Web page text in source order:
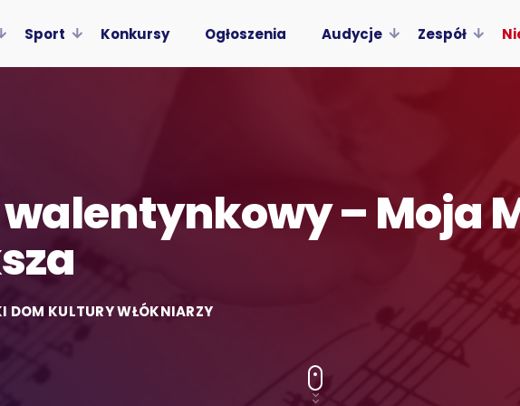
Sport Konkursy Ogłoszenia Audycje Zespół
– Moja
DOM KULTURY WŁÓKNIARZY